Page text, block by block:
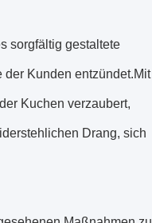
sorgfältig gestaltete
Kunden entzündet.Mit
Kuchen verzaubert,
Drang, sich